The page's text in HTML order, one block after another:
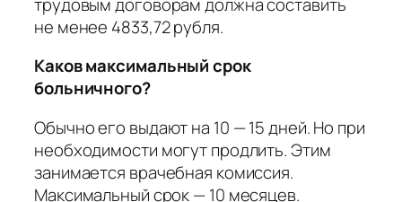
не менее 4833,72 рубля.
Каков максимальный срок
больничного?
Обычно его выдают на 10 — 15 дней. Но при
необходимости могут продлить. Этим
занимается врачебная комиссия.
Максимальный срок — 10 месяцев.